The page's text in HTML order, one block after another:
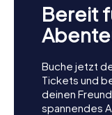
Bereit
Buche jetzt
Tickets und
deinen
spannendes